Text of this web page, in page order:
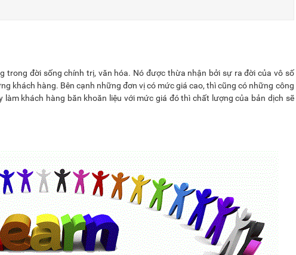
trong đời sống chính trị, văn hóa. Nó được thừa nhận bởi sự ra đời của vô số
khách hàng. Bên cạnh những đơn vị có mức giá cao, thì cũng có những công
khách hàng băn khoăn liệu với mức giá đó thì chất lượng của bản dịch sẽ